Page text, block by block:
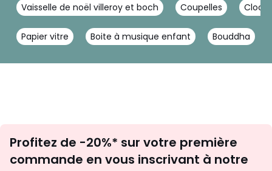
Vaisselle de noël villeroy et boch Coupelles
Papier vitre Boite à musique enfant Bouddha
newsletter
Profitez de -20%* sur votre première
commande en vous inscrivant à notre